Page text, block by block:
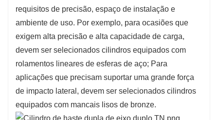
requisitos de precisão, espaço de instalação e
ambiente de uso. Por exemplo, para ocasiões que
exigem alta precisão e alta capacidade de carga,
devem ser selecionados cilindros equipados com
rolamentos lineares de esferas de aço; Para
aplicações que precisam suportar uma grande força
de impacto lateral, devem ser selecionados cilindros
equipados com mancais lisos de bronze.